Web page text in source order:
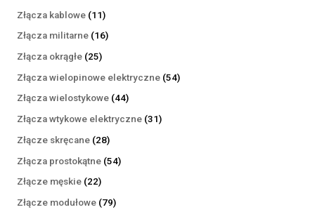
Złącza kablowe 1111
produktów
Złącza militarne 1616
Złącza okrągłe 2525
produktów
Złącza wielopinowe elektryczne 5454
Złącza wielostykowe 4444
produkty
Złącza wtykowe elektryczne 3131
Złącze skręcane 2828
produktów
Złącza prostokątne 5454
Złącze męskie 2222
produkty
Złącze modułowe 7979